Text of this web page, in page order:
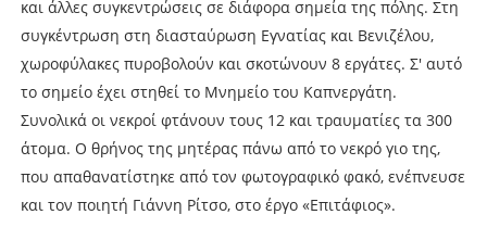
και άλλες συγκεντρώσεις σε διάφορα σημεία της πόλης. Στη
συγκέντρωση στη διασταύρωση Εγνατίας και Βενιζέλου,
χωροφύλακες πυροβολούν και σκοτώνουν 8 εργάτες. Σ' αυτό
το σημείο έχει στηθεί το Μνημείο του Καπνεργάτη.
Συνολικά οι νεκροί φτάνουν τους 12 και τραυματίες τα 300
άτομα. Ο θρήνος της μητέρας πάνω από το νεκρό γιο της,
που απαθανατίστηκε από τον φωτογραφικό φακό, ενέπνευσε
και τον ποιητή Γιάννη Ρίτσο, στο έργο «Επιτάφιος».